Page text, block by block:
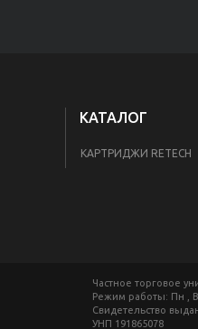
КАТАЛОГ
КАРТРИДЖИ RETECH
Частное торговое
Режим работы: Пн ,
Свидетельство
УНП 191865078